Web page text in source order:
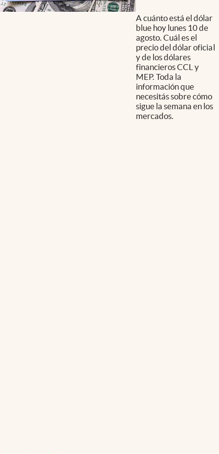
A cuánto está el dólar
blue hoy lunes 10 de
agosto. Cuál es el
precio del dólar oficial
y de los dólares
financieros CCL y
MEP. Toda la
información que
necesitás sobre cómo
sigue la semana en los
mercados.